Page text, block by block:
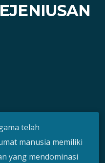
telah
manusia memiliki
yang mendominasi